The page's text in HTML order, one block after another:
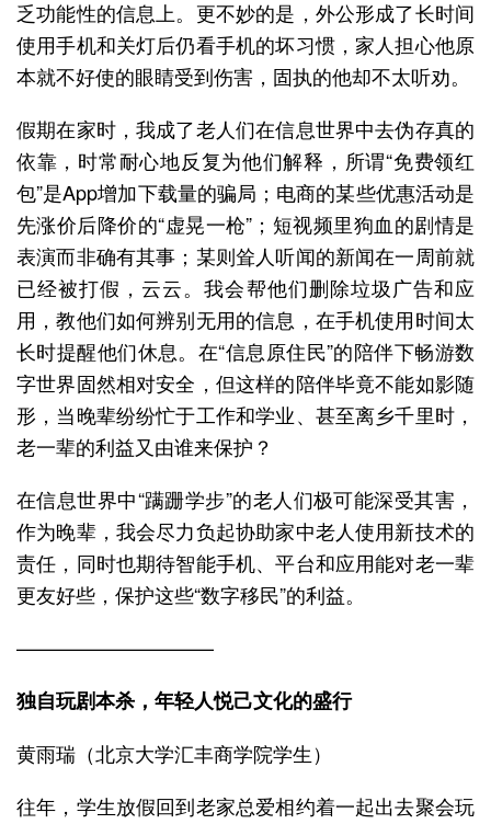
乏功能性的信息上。更不妙的是，外公形成了长时间
使用手机和关灯后仍看手机的坏习惯，家人担心他原
本就不好使的眼睛受到伤害，固执的他却不太听劝。
假期在家时，我成了老人们在信息世界中去伪存真的
依靠，时常耐心地反复为他们解释，所谓“免费领红
包”是App增加下载量的骗局；电商的某些优惠活动是
先涨价后降价的“虚晃一枪”；短视频里狗血的剧情是
表演而非确有其事；某则耸人听闻的新闻在一周前就
已经被打假，云云。我会帮他们删除垃圾广告和应
用，教他们如何辨别无用的信息，在手机使用时间太
长时提醒他们休息。在“信息原住民”的陪伴下畅游数
字世界固然相对安全，但这样的陪伴毕竟不能如影随
形，当晚辈纷纷忙于工作和学业、甚至离乡千里时，
老一辈的利益又由谁来保护？
在信息世界中“蹒跚学步”的老人们极可能深受其害，
作为晚辈，我会尽力负起协助家中老人使用新技术的
责任，同时也期待智能手机、平台和应用能对老一辈
更友好些，保护这些“数字移民”的利益。
——————————
独自玩剧本杀，年轻人悦己文化的盛行
黄雨瑞（北京大学汇丰商学院学生）
往年，学生放假回到老家总爱相约着一起出去聚会玩